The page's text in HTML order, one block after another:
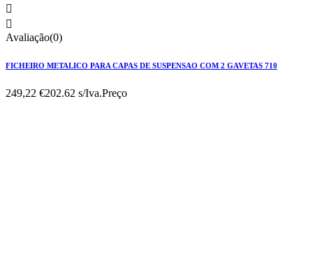


Avaliação(0)
FICHEIRO METALICO PARA CAPAS DE SUSPENSAO COM 2 GAVETAS 710
249,22 €202.62 s/Iva.Preço